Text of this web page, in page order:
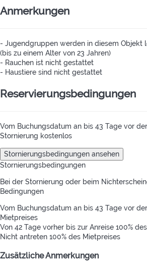
Anmerkungen
- Jugendgruppen werden in diesem Objekt
(bis zu einem Alter von 23 Jahren)
- Rauchen ist nicht gestattet
- Haustiere sind nicht gestattet
Reservierungsbedingungen
Vom Buchungsdatum an bis 43 Tage vor
Stornierung kostenlos
Stornierungsbedingungen ansehen
Stornierungsbedingungen
Bei der Stornierung oder beim
Bedingungen
Vom Buchungsdatum an bis 43 Tage vor
Mietpreises
Von 42 Tage vorher bis zur Anreise 100%
Nicht antreten 100% des Mietpreises
Zusätzliche Anmerkungen